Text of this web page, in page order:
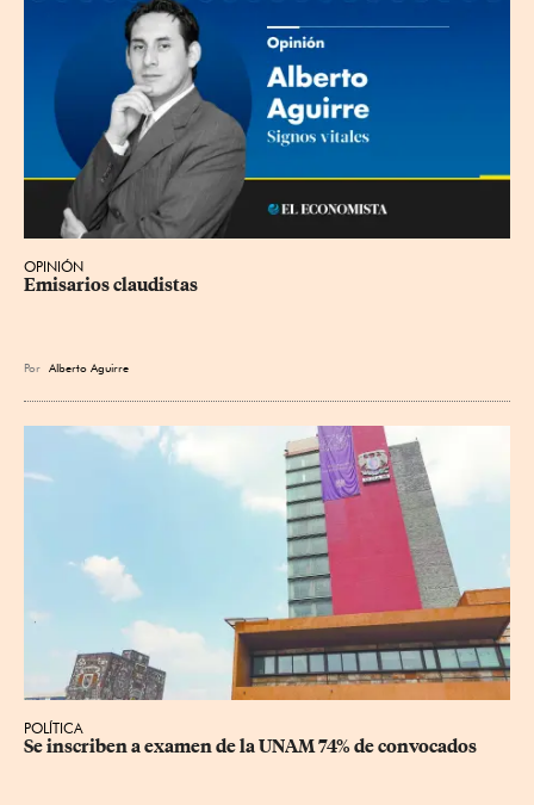
OPINIÓN
Emisarios claudistas
Por Alberto Aguirre
POLÍTICA
Se inscriben a examen de la UNAM 74% de convocados